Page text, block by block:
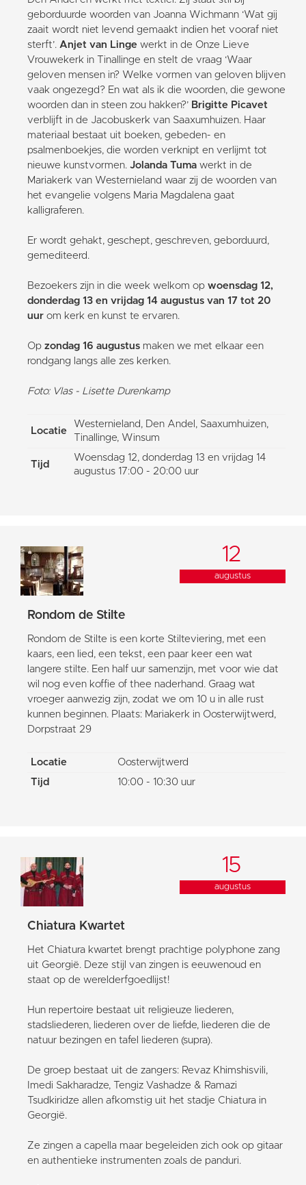
geborduurde woorden van Joanna Wichmann ‘Wat gij
zaait wordt niet levend gemaakt indien het vooraf niet
sterft’. Anjet van Linge werkt in de Onze Lieve
Vrouwekerk in Tinallinge en stelt de vraag ‘Waar
geloven mensen in? Welke vormen van geloven blijven
vaak ongezegd? En wat als ik die woorden, die gewone
woorden dan in steen zou hakken?’ Brigitte Picavet
verblijft in de Jacobuskerk van Saaxumhuizen. Haar
materiaal bestaat uit boeken, gebeden- en
psalmenboekjes, die worden verknipt en verlijmt tot
nieuwe kunstvormen. Jolanda Tuma werkt in de
Mariakerk van Westernieland waar zij de woorden van
het evangelie volgens Maria Magdalena gaat
kalligraferen.
Er wordt gehakt, geschept, geschreven, geborduurd,
gemediteerd.
Bezoekers zijn in die week welkom op woensdag 12,
donderdag 13 en vrijdag 14 augustus van 17 tot 20
uur om kerk en kunst te ervaren.
Op zondag 16 augustus maken we met elkaar een
rondgang langs alle zes kerken.
Foto: Vlas - Lisette Durenkamp
Locatie
Westernieland, Den Andel, Saaxumhuizen,
Tinallinge, Winsum
Tijd
Woensdag 12, donderdag 13 en vrijdag 14
augustus 17:00 - 20:00 uur
12
augustus
Rondom de Stilte
Rondom de Stilte is een korte Stilteviering, met een
kaars, een lied, een tekst, een paar keer een wat
langere stilte. Een half uur samenzijn, met voor wie dat
wil nog even koffie of thee naderhand. Graag wat
vroeger aanwezig zijn, zodat we om 10 u in alle rust
kunnen beginnen. Plaats: Mariakerk in Oosterwijtwerd,
Dorpstraat 29
Locatie
Oosterwijtwerd
Tijd
10:00 - 10:30 uur
15
augustus
Chiatura Kwartet
Het Chiatura kwartet brengt prachtige polyphone zang
uit Georgië. Deze stijl van zingen is eeuwenoud en
staat op de werelderfgoedlijst!
Hun repertoire bestaat uit religieuze liederen,
stadsliederen, liederen over de liefde, liederen die de
natuur bezingen en tafel liederen (supra).
De groep bestaat uit de zangers: Revaz Khimshisvili,
Imedi Sakharadze, Tengiz Vashadze & Ramazi
Tsudkiridze allen afkomstig uit het stadje Chiatura in
Georgië.
Ze zingen a capella maar begeleiden zich ook op gitaar
en authentieke instrumenten zoals de panduri.